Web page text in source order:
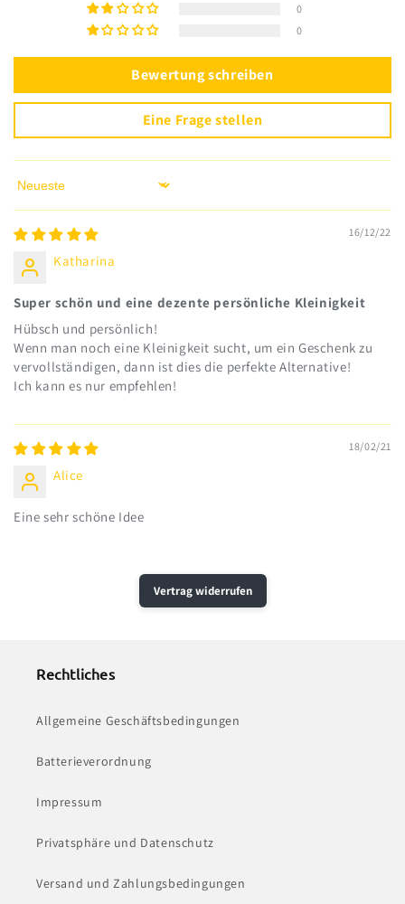
0
0
Bewertung schreiben
Eine Frage stellen
Sort by
16/12/22
Katharina
Super schön und eine dezente persönliche Kleinigkeit
Hübsch und persönlich!
Wenn man noch eine Kleinigkeit sucht, um ein Geschenk zu
vervollständigen, dann ist dies die perfekte Alternative!
Ich kann es nur empfehlen!
18/02/21
Alice
Eine sehr schöne Idee
Vertrag widerrufen
Rechtliches
Allgemeine Geschäftsbedingungen
Batterieverordnung
Impressum
Privatsphäre und Datenschutz
Versand und Zahlungsbedingungen